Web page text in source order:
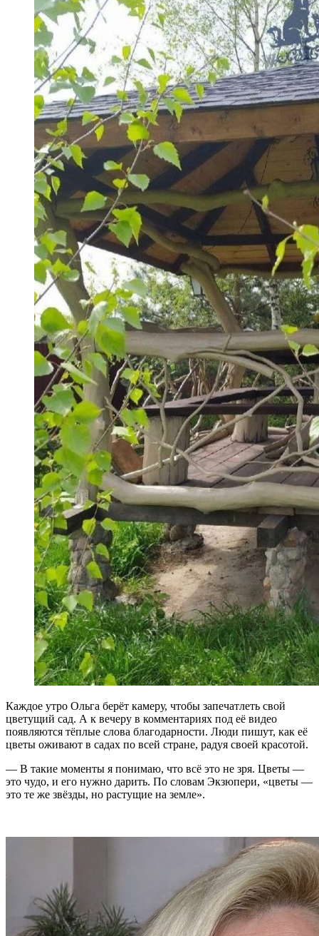
Каждое утро Ольга берёт камеру, чтобы запечатлеть свой
цветущий сад. А к вечеру в комментариях под её видео
появляются тёплые слова благодарности. Люди пишут, как её
цветы оживают в садах по всей стране, радуя своей красотой.
— В такие моменты я понимаю, что всё это не зря. Цветы —
это чудо, и его нужно дарить. По словам Экзюпери, «цветы —
это те же звёзды, но растущие на земле».